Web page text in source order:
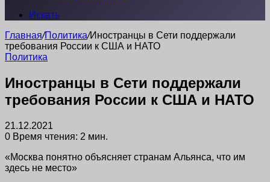
Искать
Главная/Политика/Иностранцы в Сети поддержали
требования России к США и НАТО
Политика
Иностранцы в Сети поддержали
требования России к США и НАТО
21.12.2021
0 Время чтения: 2 мин.
«Москва понятно объясняет странам Альянса, что им
здесь не место»